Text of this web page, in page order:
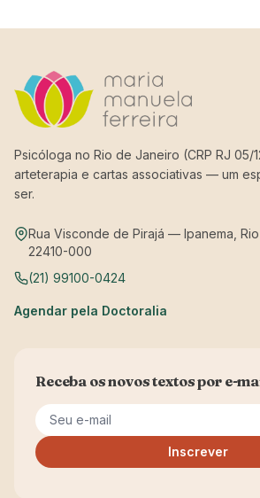
Psicóloga no Rio de Janeiro (CRP RJ 05/
arteterapia e cartas associativas — um
ser.
Rua Visconde de Pirajá — Ipanema,
22410-000
(21) 99100-0424
Agendar pela Doctoralia
Receba os novos textos por e-
Seu e-mail
Inscrever